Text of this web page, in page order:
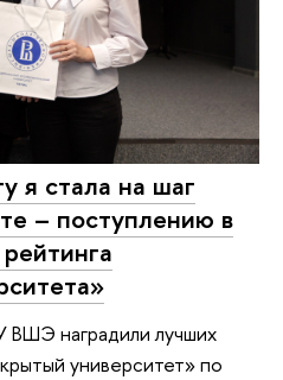
я стала на шаг
– поступлению в
наградили лучших
университет» по